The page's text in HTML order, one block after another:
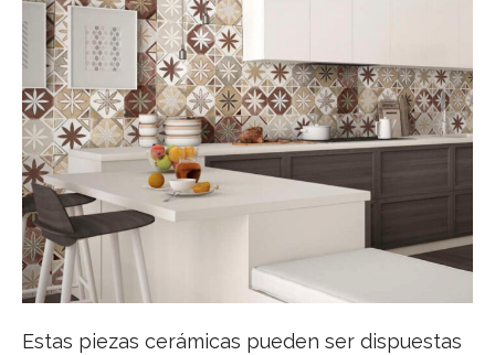
Estas piezas cerámicas pueden ser dispuestas